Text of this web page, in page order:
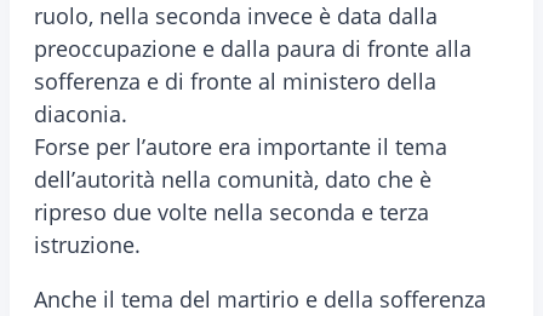
ruolo, nella seconda invece è data dalla
preoccupazione e dalla paura di fronte alla
sofferenza e di fronte al ministero della
diaconia.
Forse per l’autore era importante il tema
dell’autorità nella comunità, dato che è
ripreso due volte nella seconda e terza
istruzione.
Anche il tema del martirio e della sofferenza